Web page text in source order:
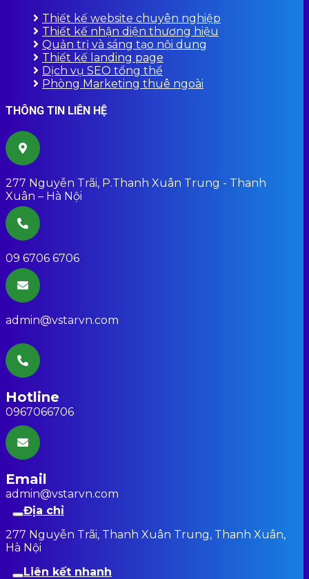
Thiết kế website chuyên nghiệp
Thiết kế nhận diện thương hiệu
Quản trị và sáng tạo nội dung
Thiết kế landing page
Dịch vụ SEO tổng thể
Phòng Marketing thuê ngoài
THÔNG TIN LIÊN HỆ
277 Nguyễn Trãi, P.Thanh Xuân Trung - Thanh
Xuân – Hà Nội
09 6706 6706
admin@vstarvn.com
Hotline
0967066706
Email
admin@vstarvn.com
Địa chỉ
277 Nguyễn Trãi, Thanh Xuân Trung, Thanh Xuân,
Hà Nội
Liên kết nhanh